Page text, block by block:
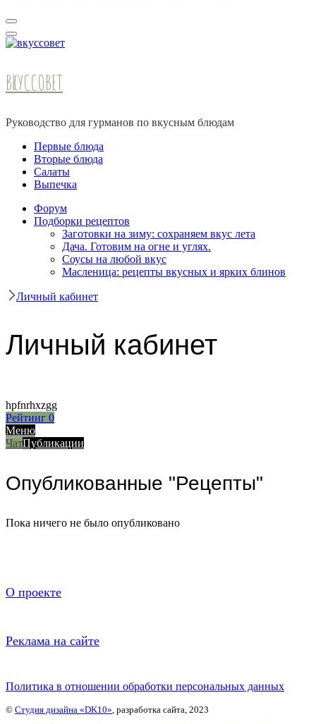
ВКУССОВЕТ
Руководство для гурманов по вкусным блюдам
Первые блюда
Вторые блюда
Салаты
Выпечка
Форум
Подборки рецептов
Заготовки на зиму: сохраняем вкус лета
Дача. Готовим на огне и углях.
Соусы на любой вкус
Масленица: рецепты вкусных и ярких блинов
Личный кабинет
Личный кабинет
hpfnrhxzgg
Рейтинг 0
Меню
ЧатПубликации
Опубликованные "Рецепты"
Пока ничего не было опубликовано
О проекте
Реклама на сайте
Политика в отношении обработки персональных данных
© Студия дизайна «DK10», разработка сайта, 2023